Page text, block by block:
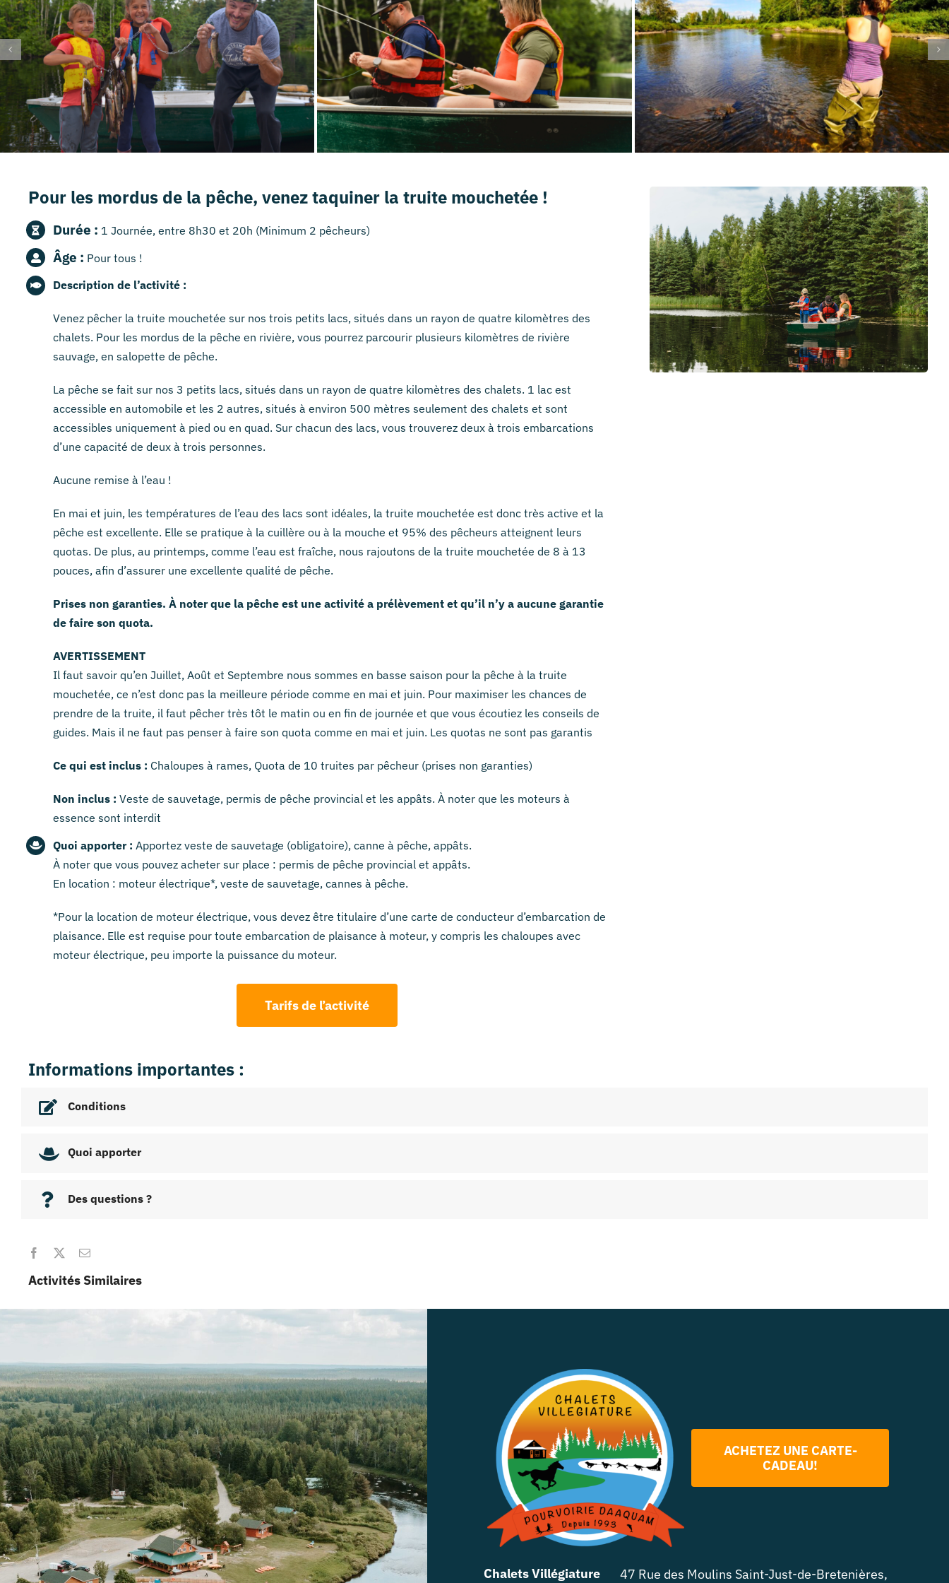
Pour les mordus de la pêche, venez taquiner la truite mouchetée !
Durée : 1 Journée, entre 8h30 et 20h (Minimum 2 pêcheurs)
Âge : Pour tous !
Description de l’activité :
Venez pêcher la truite mouchetée sur nos trois petits lacs, situés dans un rayon de quatre kilomètres des
chalets. Pour les mordus de la pêche en rivière, vous pourrez parcourir plusieurs kilomètres de rivière
sauvage, en salopette de pêche.
La pêche se fait sur nos 3 petits lacs, situés dans un rayon de quatre kilomètres des chalets. 1 lac est
accessible en automobile et les 2 autres, situés à environ 500 mètres seulement des chalets et sont
accessibles uniquement à pied ou en quad. Sur chacun des lacs, vous trouverez deux à trois embarcations
d’une capacité de deux à trois personnes.
Aucune remise à l’eau !
En mai et juin, les températures de l’eau des lacs sont idéales, la truite mouchetée est donc très active et la
pêche est excellente. Elle se pratique à la cuillère ou à la mouche et 95% des pêcheurs atteignent leurs
quotas. De plus, au printemps, comme l’eau est fraîche, nous rajoutons de la truite mouchetée de 8 à 13
pouces, afin d’assurer une excellente qualité de pêche.
Prises non garanties. À noter que la pêche est une activité a prélèvement et qu’il n’y a aucune garantie
de faire son quota.
AVERTISSEMENT
Il faut savoir qu’en Juillet, Août et Septembre nous sommes en basse saison pour la pêche à la truite
mouchetée, ce n’est donc pas la meilleure période comme en mai et juin. Pour maximiser les chances de
prendre de la truite, il faut pêcher très tôt le matin ou en fin de journée et que vous écoutiez les conseils de
guides. Mais il ne faut pas penser à faire son quota comme en mai et juin. Les quotas ne sont pas garantis
Ce qui est inclus : Chaloupes à rames, Quota de 10 truites par pêcheur (prises non garanties)
Non inclus : Veste de sauvetage, permis de pêche provincial et les appâts.À noter que les moteurs à
essence sont interdit
Quoi apporter : Apportez veste de sauvetage (obligatoire), canne à pêche, appâts.
À noter que vous pouvez acheter sur place : permis de pêche provincial et appâts.
En location : moteur électrique*, veste de sauvetage, cannes à pêche.
*Pour la location de moteur électrique, vous devez être titulaire d’une carte de conducteur d’embarcation de
plaisance. Elle est requise pour toute embarcation de plaisance à moteur, y compris les chaloupes avec
moteur électrique, peu importe la puissance du moteur.
Tarifs de l’activité
Informations importantes :
Conditions
Quoi apporter
Des questions ?
Activités Similaires
ACHETEZ UNE CARTE-
CADEAU!
Chalets Villégiature
47 Rue des Moulins Saint-Just-de-Bretenières,